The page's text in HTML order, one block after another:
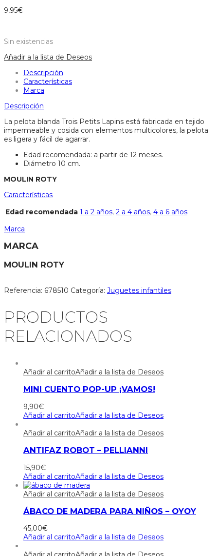
9,95€
Sin existencias
Añadir a la lista de Deseos
Descripción
Características
Marca
Descripción
La pelota blanda Trois Petits Lapins está fabricada en tejido
impermeable y cosida con elementos multicolores, la pelota
es ligera y fácil de agarrar.
Edad recomendada: a partir de 12 meses.
Diámetro 10 cm.
MOULIN ROTY
Características
Edad recomendada 1 a 2 años, 2 a 4 años, 4 a 6 años
Marca
MARCA
MOULIN ROTY
Referencia: 678510 Categoría: Juguetes infantiles
PRODUCTOS
RELACIONADOS
Añadir al carritoAñadir a la lista de Deseos
MINI CUENTO POP-UP ¡VAMOS!
9,90€
Añadir al carritoAñadir a la lista de Deseos
Añadir al carritoAñadir a la lista de Deseos
ANTIFAZ ROBOT – PELLIANNI
15,90€
Añadir al carritoAñadir a la lista de Deseos
Añadir al carritoAñadir a la lista de Deseos
ÁBACO DE MADERA PARA NIÑOS – OYOY
45,00€
Añadir al carritoAñadir a la lista de Deseos